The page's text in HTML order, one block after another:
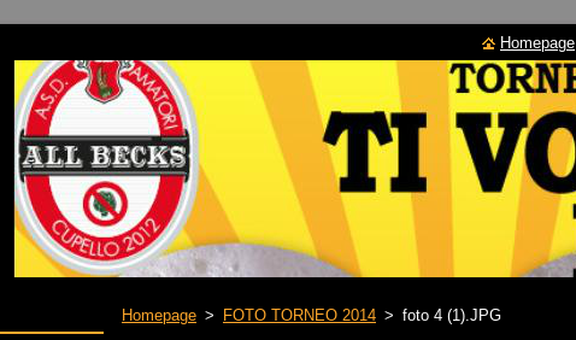
Homepage > FOTO TORNEO 2014 > foto 4 (1).JPG
Homepage